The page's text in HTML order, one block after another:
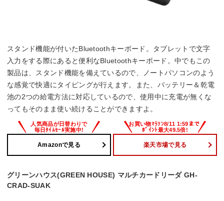
スタンド機能が付いたBluetoothキーボード。タブレットで文字
入力をする際にあると便利なBluetoothキーボード。中でもこの
製品は、スタンド機能を備えているので、ノートパソコンのよう
な感覚で快適にタイピングが行えます。また、バッテリー＆乾電
池の2つの給電方法に対応しているので、使用中に充電が無くな
ってもそのまま使い続けることができますよ。
Amazonで見る 楽天市場で見る
グリーンハウス(GREEN HOUSE) マルチカードリーダ GH-
CRAD-SUAK